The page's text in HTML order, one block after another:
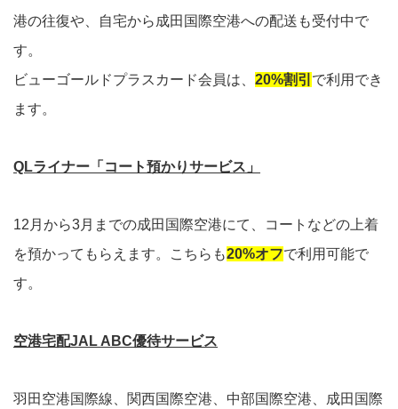
港の往復や、自宅から成田国際空港への配送も受付中で
す。
ビューゴールドプラスカード会員は、 20%割引 で利用でき
ます。
QLライナー「コート預かりサービス」
12月から3月までの成田国際空港にて、コートなどの上着
を預かってもらえます。こちらも20%オフで利用可能で
す。
空港宅配JAL ABC優待サービス
羽田空港国際線、関西国際空港、中部国際空港、成田国際